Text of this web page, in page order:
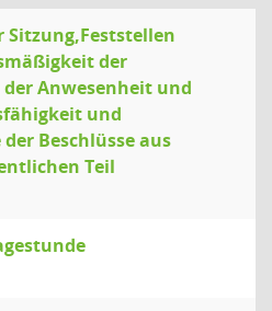
Sitzung,Feststellen
der
Anwesenheit und
und
Beschlüsse aus
Teil